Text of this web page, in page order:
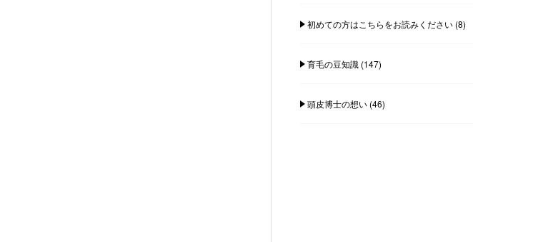
初めての方はこちらをお読みください(8)
育毛の豆知識(147)
頭皮博士の想い(46)